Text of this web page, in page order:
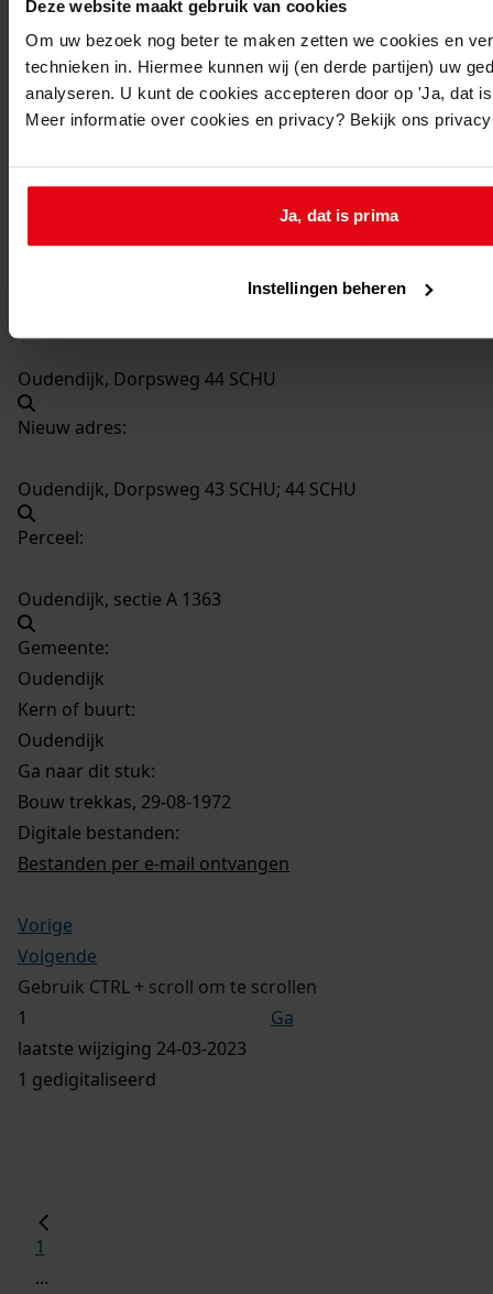
Deze website maakt gebruik van cookies
Om uw bezoek nog beter te maken zetten we cookies en
technieken in. Hiermee kunnen wij (en derde partijen) uw
analyseren. U kunt de cookies accepteren door op 'Ja, dat
Meer informatie over cookies en privacy? Bekijk ons
Ja, dat is prima
Instellingen beheren
Bouw trekkas, 29-08-1972
Datering:
29-08-1972
Beschrijving:
Datum vergunning:
Oudendijk, Dorpsweg 44 SCHU
Nieuw adres:
Oudendijk, Dorpsweg 43 SCHU; 44 SCHU
Perceel:
Oudendijk, sectie A 1363
Gemeente:
Oudendijk
Kern of buurt:
Oudendijk
Ga naar dit stuk:
Bouw trekkas, 29-08-1972
Digitale bestanden:
Bestanden per e-mail ontvangen
Vorige
Volgende
Gebruik CTRL + scroll om te scrollen
Ga
laatste wijziging 24-03-2023
1 gedigitaliseerd
1
...